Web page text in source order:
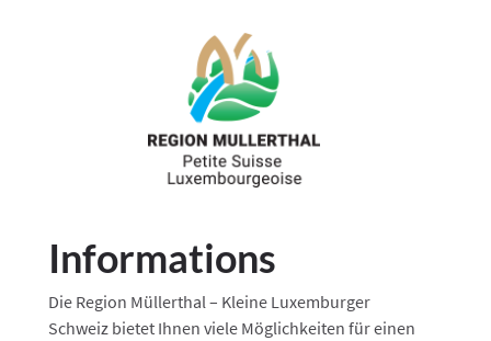
Informations
Die Region Müllerthal – Kleine Luxemburger
Schweiz bietet Ihnen viele Möglichkeiten für einen